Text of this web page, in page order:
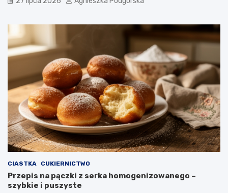
CIASTKA CUKIERNICTWO
Przepis na pączki z serka homogenizowanego –
szybkie i puszyste